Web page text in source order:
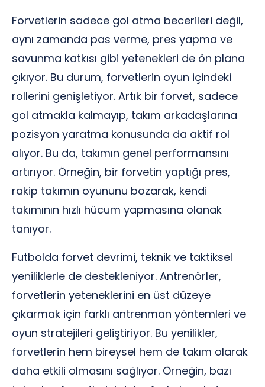
Forvetlerin sadece gol atma becerileri değil,
aynı zamanda pas verme, pres yapma ve
savunma katkısı gibi yetenekleri de ön plana
çıkıyor. Bu durum, forvetlerin oyun içindeki
rollerini genişletiyor. Artık bir forvet, sadece
gol atmakla kalmayıp, takım arkadaşlarına
pozisyon yaratma konusunda da aktif rol
alıyor. Bu da, takımın genel performansını
artırıyor. Örneğin, bir forvetin yaptığı pres,
rakip takımın oyununu bozarak, kendi
takımının hızlı hücum yapmasına olanak
tanıyor.
Futbolda forvet devrimi, teknik ve taktiksel
yeniliklerle de destekleniyor. Antrenörler,
forvetlerin yeteneklerini en üst düzeye
çıkarmak için farklı antrenman yöntemleri ve
oyun stratejileri geliştiriyor. Bu yenilikler,
forvetlerin hem bireysel hem de takım olarak
daha etkili olmasını sağlıyor. Örneğin, bazı